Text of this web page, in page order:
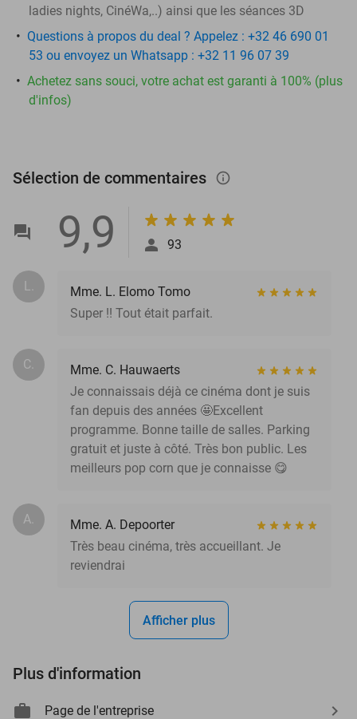
ladies nights, CinéWa,..) ainsi que les séances 3D
Questions à propos du deal ? Appelez : +32 46 690 01
53 ou envoyez un Whatsapp : +32 11 96 07 39
Achetez sans souci, votre achat est garanti à 100% (plus
d'infos)
Sélection de commentaires info_outlined
9,9 93
L.
Mme. L. Elomo Tomo
Super !! Tout était parfait.
C.
Mme. C. Hauwaerts
Je connaissais déjà ce cinéma dont je suis
fan depuis des années 🤩Excellent
programme. Bonne taille de salles. Parking
gratuit et juste à côté. Très bon public. Les
meilleurs pop corn que je connaisse 😋
A.
Mme. A. Depoorter
Très beau cinéma, très accueillant. Je
reviendrai
Afficher plus
Plus d'information
Page de l'entreprise